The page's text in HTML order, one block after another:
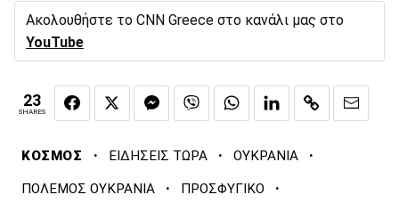
Ακολουθήστε το CNN Greece στο κανάλι μας στο
YouTube
23
SHARES
ΚΟΣΜΟΣ · ΕΙΔΗΣΕΙΣ ΤΩΡΑ · ΟΥΚΡΑΝΙΑ ·
ΠΟΛΕΜΟΣ ΟΥΚΡΑΝΙΑ · ΠΡΟΣΦΥΓΙΚΟ ·